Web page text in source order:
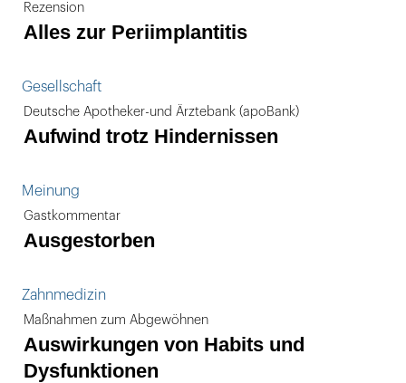
Rezension
Alles zur Periimplantitis
Gesellschaft
Deutsche Apotheker-und Ärztebank (apoBank)
Aufwind trotz Hindernissen
Meinung
Gastkommentar
Ausgestorben
Zahnmedizin
Maßnahmen zum Abgewöhnen
Auswirkungen von Habits und
Dysfunktionen